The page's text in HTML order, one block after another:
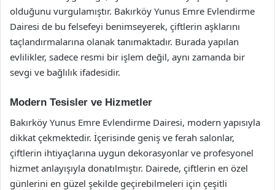
olduğunu vurgulamıştır. Bakırköy Yunus Emre Evlendirme
Dairesi de bu felsefeyi benimseyerek, çiftlerin aşklarını
taçlandırmalarına olanak tanımaktadır. Burada yapılan
evlilikler, sadece resmi bir işlem değil, aynı zamanda bir
sevgi ve bağlılık ifadesidir.
Modern Tesisler ve Hizmetler
Bakırköy Yunus Emre Evlendirme Dairesi, modern yapısıyla
dikkat çekmektedir. İçerisinde geniş ve ferah salonlar,
çiftlerin ihtiyaçlarına uygun dekorasyonlar ve profesyonel
hizmet anlayışıyla donatılmıştır. Dairede, çiftlerin en özel
günlerini en güzel şekilde geçirebilmeleri için çeşitli